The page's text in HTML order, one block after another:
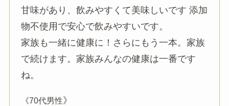
甘味があり、飲みやすくて美味しいです 添加
物不使用で安心で飲みやすいです。
家族も一緒に健康に！さらにもう一本。家族
で続けます。家族みんなの健康は一番です
ね。
《70代男性》